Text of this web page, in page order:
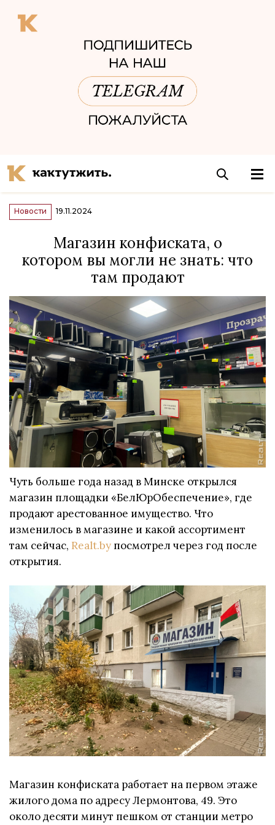
Новости 19.11.2024
Магазин конфиската, о
котором вы могли не знать: что
там продают
Чуть больше года назад в Минске открылся
магазин площадки «БелЮрОбеспечение», где
продают арестованное имущество. Что
изменилось в магазине и какой ассортимент
там сейчас, Realt.by посмотрел через год после
открытия.
Магазин конфиската работает на первом этаже
жилого дома по адресу Лермонтова, 49. Это
около десяти минут пешком от станции метро